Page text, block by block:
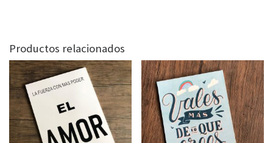
Productos relacionados